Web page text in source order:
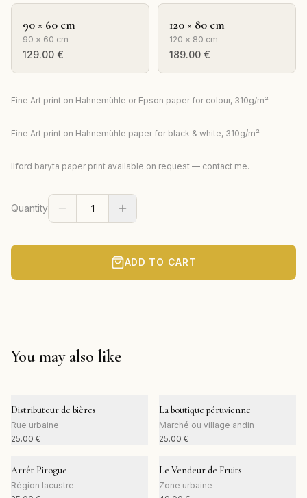
90 × 60 cm
90 × 60 cm
129.00 €
120 × 80 cm
120 × 80 cm
189.00 €
Fine Art print on Hahnemühle or Epson paper for colour, 310g/m²
Fine Art print on Hahnemühle paper for black & white, 310g/m²
Ilford baryta paper print available on request — contact me.
Quantity
ADD TO CART
You may also like
Distributeur de bières
Rue urbaine
25.00 €
La boutique péruvienne
Marché ou village andin
25.00 €
Arrêt Pirogue
Région lacustre
Le Vendeur de Fruits
Zone urbaine